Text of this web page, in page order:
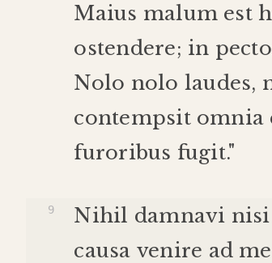
Maius malum est
ostendere; in
Nolo nolo laudes,
contempsit omnia
furoribus fugit."
Nihil damnavi nisi
causa venire ad me